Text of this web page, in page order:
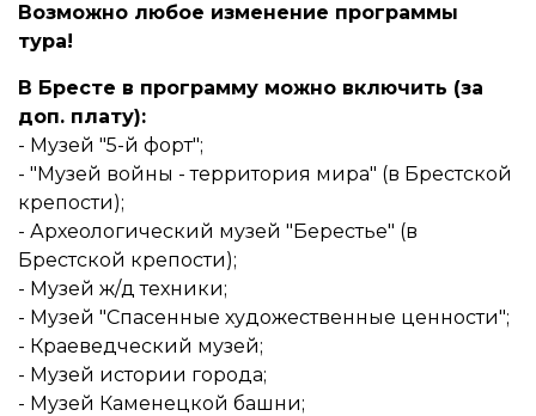
Возможно любое изменение программы
тура!
В Бресте в программу можно включить (за
доп. плату):
- Музей "5-й форт";
- "Музей войны - территория мира" (в Брестской
крепости);
- Археологический музей "Берестье" (в
Брестской крепости);
- Музей ж/д техники;
- Музей "Спасенные художественные ценности";
- Краеведческий музей;
- Музей истории города;
- Музей Каменецкой башни;